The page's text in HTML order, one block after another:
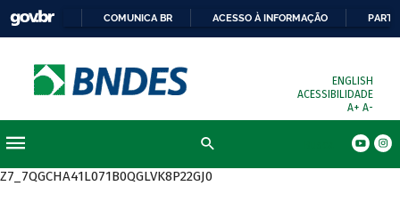
COMUNICA BR ACESSO À INFORMAÇÃO
ENGLISH
ACESSIBILIDADE
A+ A-
Z7_7QGCHA41L071B0QGLVK8P22GJ0